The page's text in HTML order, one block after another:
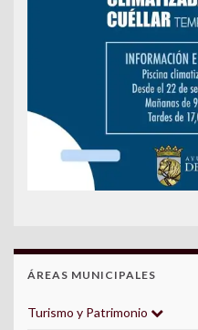
ÁREAS MUNICIPALES
Turismo y Patrimonio